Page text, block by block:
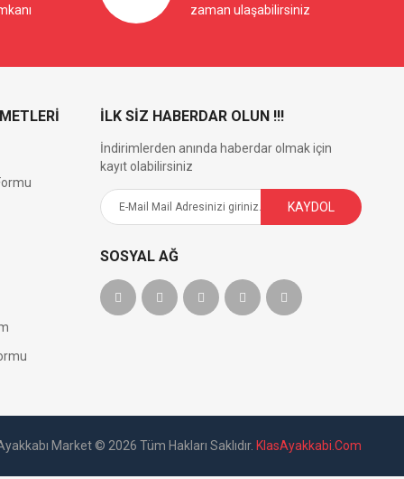
zaman ulaşabilirsiniz
İLK SİZ HABERDAR OLUN !!!
İndirimlerden anında haberdar olmak için
kayıt olabilirsiniz
KAYDOL
SOSYAL AĞ
Market © 2026 Tüm Hakları Saklıdır. KlasAyakkabi.Com